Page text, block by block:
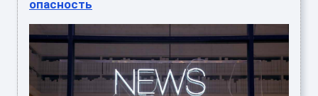
опасность